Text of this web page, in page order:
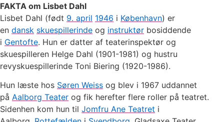
FAKTA om Lisbet Dahl
Lisbet Dahl (født 9. april 1946 i København) er
en dansk skuespillerinde og instruktør bosiddende
i Gentofte. Hun er datter af teaterinspektør og
skuespilleren Helge Dahl (1901-1981) og hustru
revyskuespillerinde Toni Biering (1920-1986).
Hun læste hos Søren Weiss og blev i 1967 uddannet
på Aalborg Teater og fik herefter flere roller på teatret.
Sidenhen kom hun til Jomfru Ane Teatret i